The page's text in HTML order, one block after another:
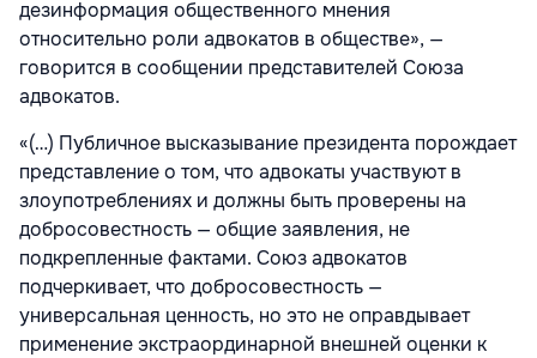
дезинформация общественного мнения
относительно роли адвокатов в обществе», —
говорится в сообщении представителей Союза
адвокатов.
«(…) Публичное высказывание президента порождает
представление о том, что адвокаты участвуют в
злоупотреблениях и должны быть проверены на
добросовестность — общие заявления, не
подкрепленные фактами. Союз адвокатов
подчеркивает, что добросовестность —
универсальная ценность, но это не оправдывает
применение экстраординарной внешней оценки к